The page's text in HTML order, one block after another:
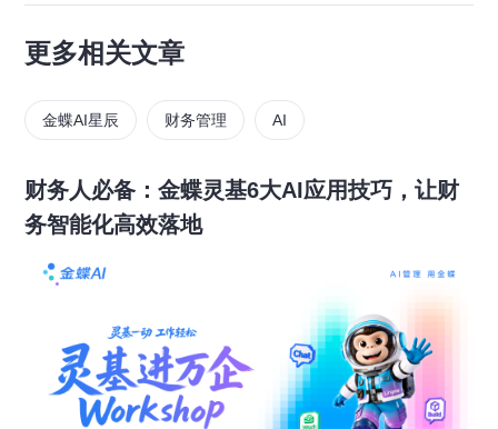
更多相关文章
金蝶AI星辰 财务管理 AI
财务人必备：金蝶灵基6大AI应用技巧，让财
务智能化高效落地